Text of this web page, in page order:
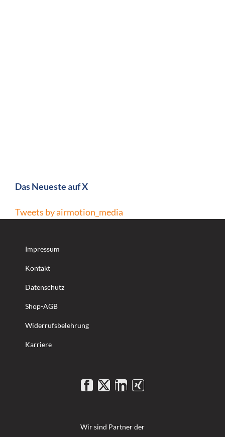
Das Neueste auf X
Tweets by airmotion_media
Impressum
Kontakt
Datenschutz
Shop-AGB
Widerrufsbelehrung
Karriere
Wir sind Partner der